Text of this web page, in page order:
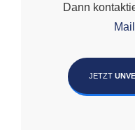
Dann
Mail
JETZT